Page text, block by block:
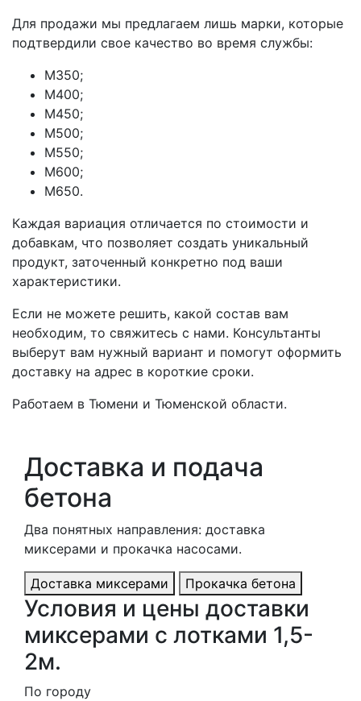
Для продажи мы предлагаем лишь марки, которые
подтвердили свое качество во время службы:
М350;
М400;
М450;
М500;
М550;
М600;
М650.
Каждая вариация отличается по стоимости и
добавкам, что позволяет создать уникальный
продукт, заточенный конкретно под ваши
характеристики.
Если не можете решить, какой состав вам
необходим, то свяжитесь с нами. Консультанты
выберут вам нужный вариант и помогут оформить
доставку на адрес в короткие сроки.
Работаем в Тюмени и Тюменской области.
Доставка и подача
бетона
Два понятных направления: доставка
миксерами и прокачка насосами.
Доставка миксерами Прокачка бетона
Условия и цены доставки
миксерами с лотками 1,5-
2м.
По городу